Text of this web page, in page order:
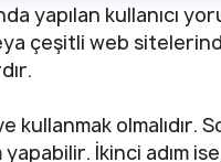
yapılan kullanıcı
çeşitli web
olmalıdır.
İkinci adım